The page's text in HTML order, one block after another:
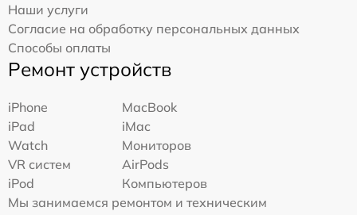
Наши услуги
Согласие на обработку персональных данных
Способы оплаты
Ремонт устройств
iPhone
MacBook
iPad
iMac
Watch
Мониторов
VR систем
AirPods
iPod
Компьютеров
Мы занимаемся ремонтом и техническим